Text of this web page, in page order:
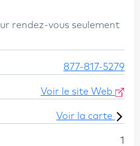
Sur rendez-vous seulement
877-817-5279
Voir le site Web
Voir la carte
1